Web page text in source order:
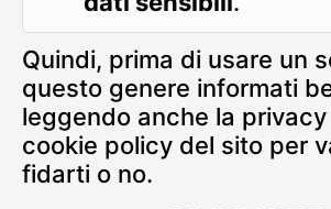
Quindi, prima di usare un
questo genere informati
leggendo anche la
cookie policy del sito per
fidarti o no.